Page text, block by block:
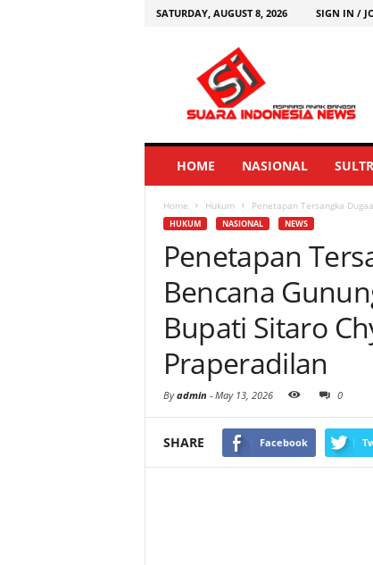
SATURDAY, AUGUST 8, 2026 SIGN IN /
HOME NASIONAL
Home Hukum Penetapan Tersangka
HUKUM NASIONAL NEWS
Penetapan
Bencana
Bupati Sitaro
Praperadilan
Byadmin - May 13, 2026 0
SHARE Facebook